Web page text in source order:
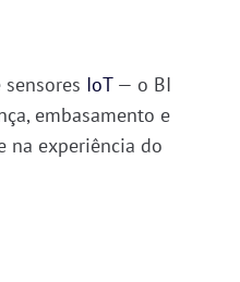
IoT— o BI
embasamento e
na experiência do